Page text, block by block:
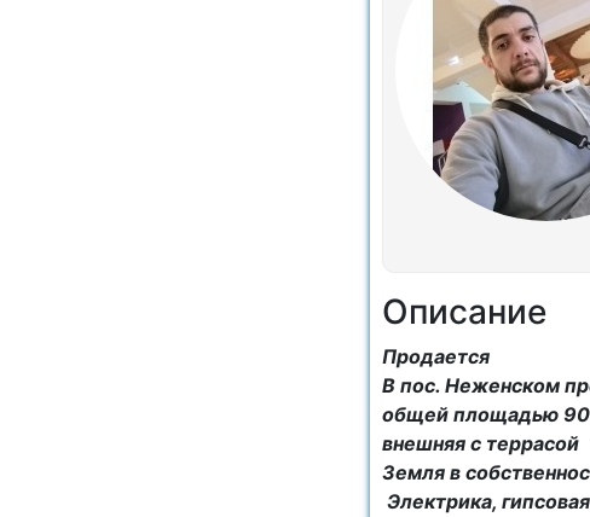
Описание
Продается
В пос. Неженском
общей площадью 90
внешняя с террасой
Земля в
Электрика,